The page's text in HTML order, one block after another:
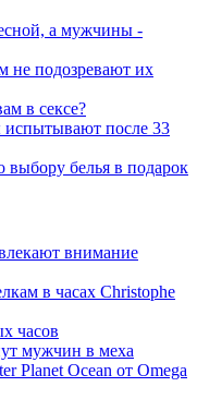
а мужчины -
подозревают их
в сексе?
после 33
белья в подарок
внимание
в часах Christophe
часов
мужчин в меха
Planet Ocean от Omega